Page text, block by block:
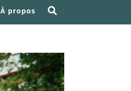
À propos